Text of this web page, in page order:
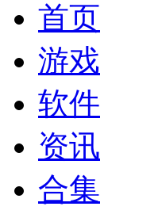
首页
游戏
软件
资讯
合集